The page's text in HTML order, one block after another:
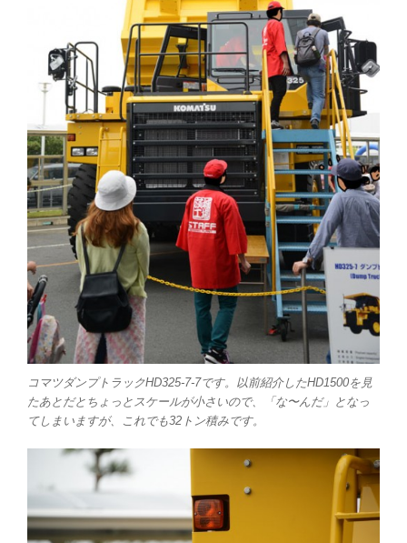
コマツダンプトラックHD325-7-7です。以前紹介したHD1500を見
たあとだとちょっとスケールが小さいので、「な〜んだ」となっ
てしまいますが、これでも32トン積みです。